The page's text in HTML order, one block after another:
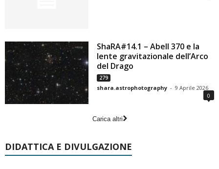
ShaRA#14.1 – Abell 370 e la
lente gravitazionale dell’Arco
del Drago
279
shara.astrophotography - 9 Aprile 2026
0
Carica altri
DIDATTICA E DIVULGAZIONE